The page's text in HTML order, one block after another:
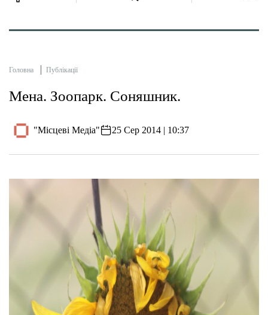
Головна Публікації
Мена. Зоопарк. Соняшник.
"Місцеві Медіа" 25 Сер 2014 | 10:37